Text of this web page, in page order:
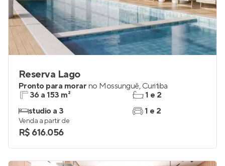
Reserva Lago
Pronto para morar no Mossunguê, Curitiba
36 a 153 m²
studio a 3
1 e 2
1 e 2
Venda a partir de
R$ 616.056